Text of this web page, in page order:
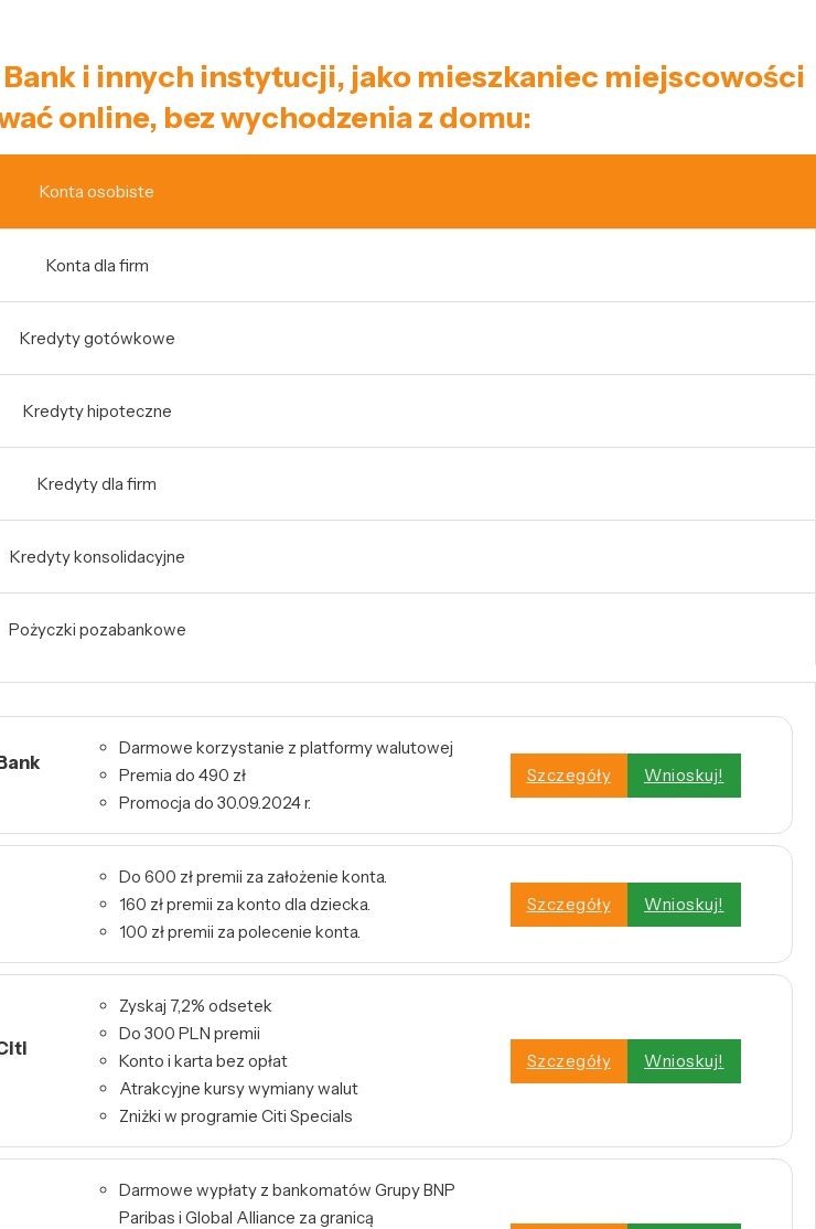
i innych instytucji, jako mieszkaniec miejscowości
online, bez wychodzenia z domu:
Konta osobiste
Konta dla firm
Kredyty gotówkowe
Kredyty hipoteczne
Kredyty dla firm
Kredyty konsolidacyjne
Pożyczki pozabankowe
Darmowe korzystanie z platformy walutowej
Premia do 490 zł
Promocja do 30.09.2024 r.
Szczegóły Wnioskuj!
Do 600 zł premii za założenie konta.
160 zł premii za konto dla dziecka.
100 zł premii za polecenie konta.
Szczegóły Wnioskuj!
Zyskaj 7,2% odsetek
Do 300 PLN premii
Konto i karta bez opłat
Atrakcyjne kursy wymiany walut
Zniżki w programie Citi Specials
Szczegóły Wnioskuj!
Darmowe wypłaty z bankomatów Grupy BNP
Paribas i Global Alliance za granicą